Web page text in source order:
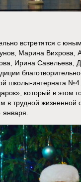
встретятся с
Марина
Ирина Савельева,
школы-интерната
который в этом
трудной жизненной